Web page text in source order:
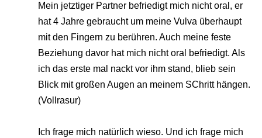
Mein jetztiger Partner befriedigt mich nicht oral, er
hat 4 Jahre gebraucht um meine Vulva überhaupt
mit den Fingern zu berühren. Auch meine feste
Beziehung davor hat mich nicht oral befriedigt. Als
ich das erste mal nackt vor ihm stand, blieb sein
Blick mit großen Augen an meinem SChritt hängen.
(Vollrasur)
Ich frage mich natürlich wieso. Und ich frage mich